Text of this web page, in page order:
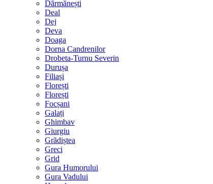
Dărmănești
Deal
Dej
Deva
Doaga
Dorna Candrenilor
Drobeta-Turnu Severin
Durușa
Filiași
Florești
Florești
Focșani
Galați
Ghimbav
Giurgiu
Grădiștea
Greci
Grid
Gura Humorului
Gura Vadului